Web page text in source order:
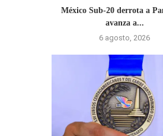
México Sub-20 derrota a
avanza a...
6 agosto, 2026